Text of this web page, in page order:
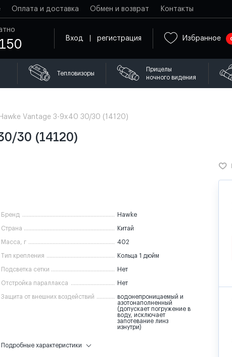
Оплата и доставка Обмен и возврат Контакты
Вход регистрация Избранное
Тепловизоры
Прицелы
ночного видения
Vantage 3-9x40 30/30 (14120)
30 (14120)
Бренд Hawke
Страна Китай
Масса, г 402
Тип крепления Кольца 1 дюйм
Подсветка сетки Нет
Отстройка параллакса Нет
Защита от внешних воздействий
водонепроницаемый и
азотонаполненный
(допускает погружение в
воду, исключает
запотевание линз
изнутри)
Подробные характеристики